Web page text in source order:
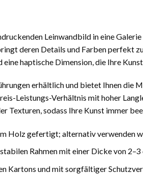
Leinwandbild in eine
deren Details und Farben perfekt
haptische Dimension, die Ihre
erhältlich und bietet Ihnen die
Leistungs-Verhältnis mit hoher
Texturen, sodass Ihre Kunst immer
Holz gefertigt; alternativ verwenden
Rahmen mit einer Dicke von
Kartons und mit sorgfältiger